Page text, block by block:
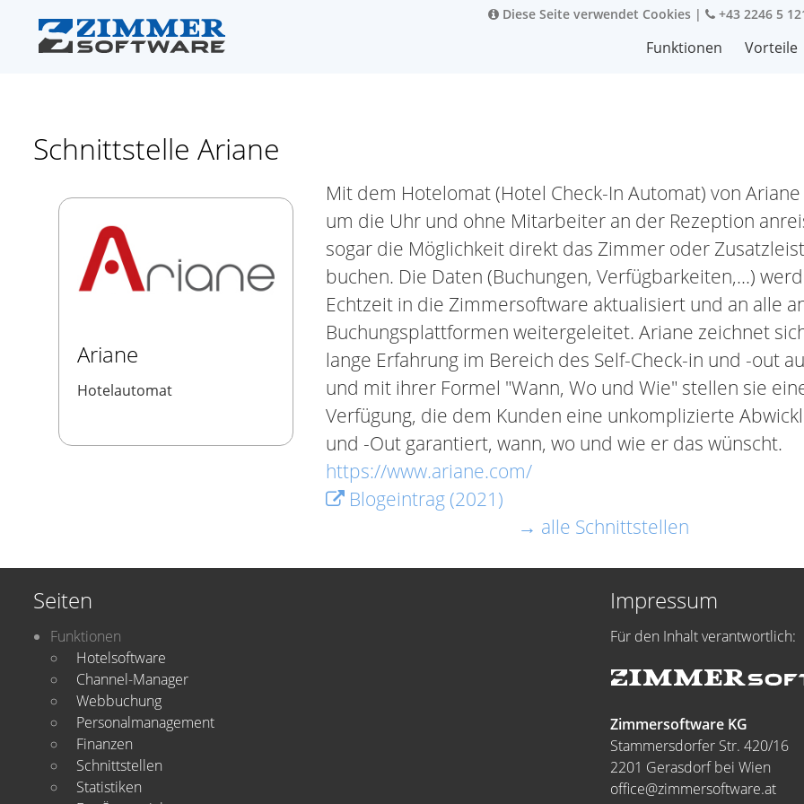
Diese Seite verwendet Cookies | +43 2246 5
Funktionen Vorteile
Schnittstelle Ariane
Ariane
Hotelautomat
Mit dem Hotelomat (Hotel Check-In Automat) von
um die Uhr und ohne Mitarbeiter an der Rezeption
sogar die Möglichkeit direkt das Zimmer oder
buchen. Die Daten (Buchungen, Verfügbarkeiten,...)
Echtzeit in die Zimmersoftware aktualisiert und an alle
Buchungsplattformen weitergeleitet. Ariane zeichnet
lange Erfahrung im Bereich des Self-Check-in und -out
und mit ihrer Formel "Wann, Wo und Wie" stellen sie
Verfügung, die dem Kunden eine unkomplizierte
und -Out garantiert, wann, wo und wie er das wünscht.
https://www.ariane.com/
Blogeintrag (2021)
→ alle Schnittstellen
Seiten
Funktionen
Hotelsoftware
Channel-Manager
Webbuchung
Personalmanagement
Finanzen
Schnittstellen
Statistiken
Impressum
Für den Inhalt verantwortlich:
Zimmersoftware KG
Stammersdorfer Str. 420/16
2201 Gerasdorf bei Wien
office@zimmersoftware.at